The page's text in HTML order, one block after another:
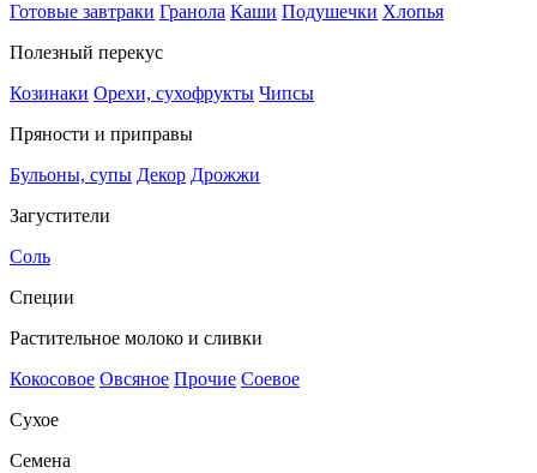
Готовые завтраки Гранола Каши Подушечки Хлопья
Полезный перекус
Козинаки Орехи, сухофрукты Чипсы
Пряности и приправы
Бульоны, супы Декор Дрожжи
Загустители
Соль
Специи
Растительное молоко и сливки
Кокосовое Овсяное Прочие Соевое
Сухое
Семена